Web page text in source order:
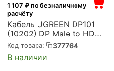
1 107 ₽ по безналичному
расчёту
Кабель UGREEN DP101
(10202) DP Male to HDMI
Male Cable. Длина 2 м.
Цвет: черный DP101
(10202) DP Male to HDMI
Код товара: 377764
В наличии